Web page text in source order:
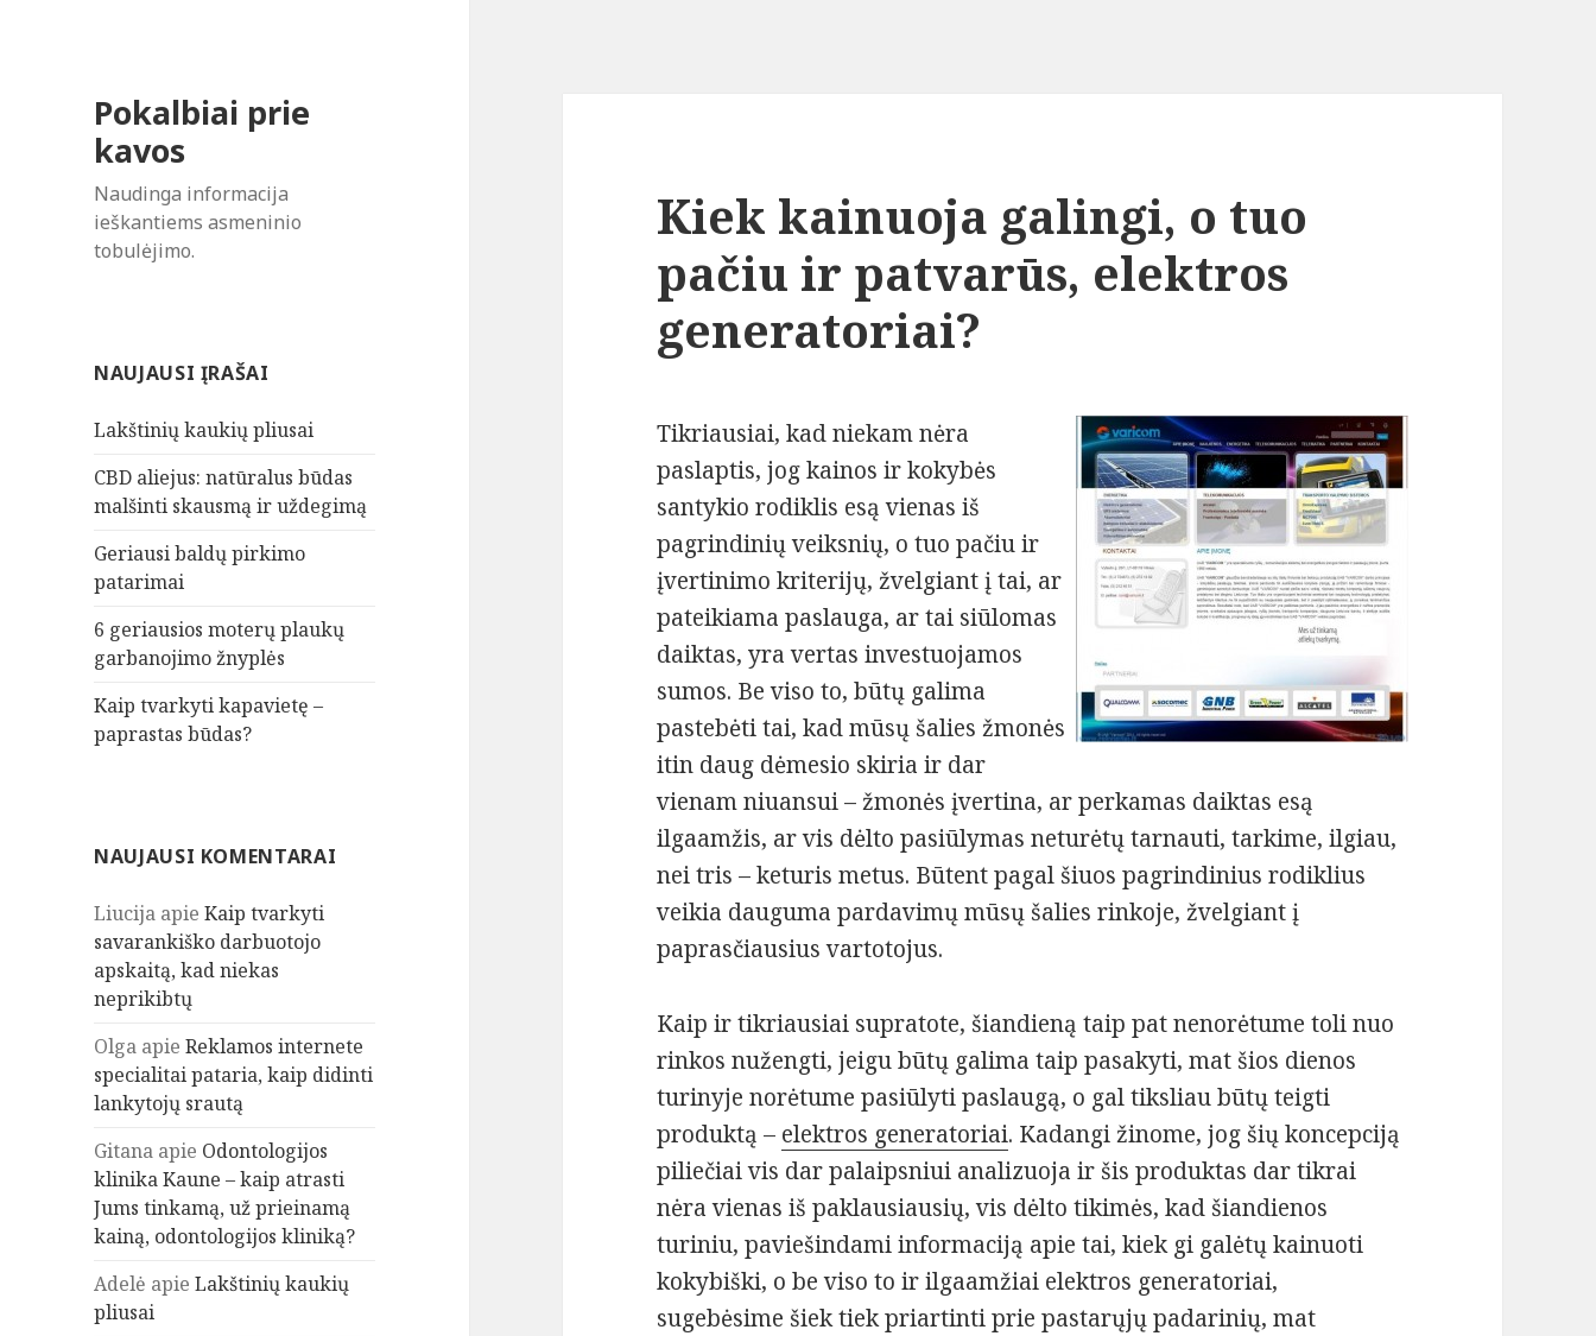
Pokalbiai prie
kavos
Naudinga informacija
ieškantiems asmeninio
tobulėjimo.
NAUJAUSI ĮRAŠAI
Lakštinių kaukių pliusai
CBD aliejus: natūralus būdas
malšinti skausmą ir uždegimą
Geriausi baldų pirkimo
patarimai
6 geriausios moterų plaukų
garbanojimo žnyplės
Kaip tvarkyti kapavietę –
paprastas būdas?
NAUJAUSI KOMENTARAI
Liucija apieKaip tvarkyti
savarankiško darbuotojo
apskaitą, kad niekas
neprikibtų
Olga apieReklamos internete
specialitai pataria, kaip didinti
lankytojų srautą
Gitana apie Odontologijos
klinika Kaune – kaip atrasti
Jums tinkamą, už prieinamą
kainą, odontologijos kliniką?
Adelė apieLakštinių kaukių
pliusai
Kiek kainuoja galingi, o tuo
pačiu ir patvarūs, elektros
generatoriai?
Tikriausiai, kad niekam nėra
paslaptis, jog kainos ir kokybės
santykio rodiklis esą vienas iš
pagrindinių veiksnių, o tuo pačiu ir
įvertinimo kriterijų, žvelgiant į tai, ar
pateikiama paslauga, ar tai siūlomas
daiktas, yra vertas investuojamos
sumos. Be viso to, būtų galima
pastebėti tai, kad mūsų šalies žmonės
itin daug dėmesio skiria ir dar
vienam niuansui – žmonės įvertina, ar perkamas daiktas esą
ilgaamžis, ar vis dėlto pasiūlymas neturėtų tarnauti, tarkime, ilgiau,
nei tris – keturis metus. Būtent pagal šiuos pagrindinius rodiklius
veikia dauguma pardavimų mūsų šalies rinkoje, žvelgiant į
paprasčiausius vartotojus.
Kaip ir tikriausiai supratote, šiandieną taip pat nenorėtume toli nuo
rinkos nužengti, jeigu būtų galima taip pasakyti, mat šios dienos
turinyje norėtume pasiūlyti paslaugą, o gal tiksliau būtų teigti
produktą – elektros generatoriai. Kadangi žinome, jog šių koncepciją
piliečiai vis dar palaipsniui analizuoja ir šis produktas dar tikrai
nėra vienas iš paklausiausių, vis dėlto tikimės, kad šiandienos
turiniu, paviešindami informaciją apie tai, kiek gi galėtų kainuoti
kokybiški, o be viso to ir ilgaamžiai elektros generatoriai,
sugebėsime šiek tiek priartinti prie pastarųjų padarinių, mat